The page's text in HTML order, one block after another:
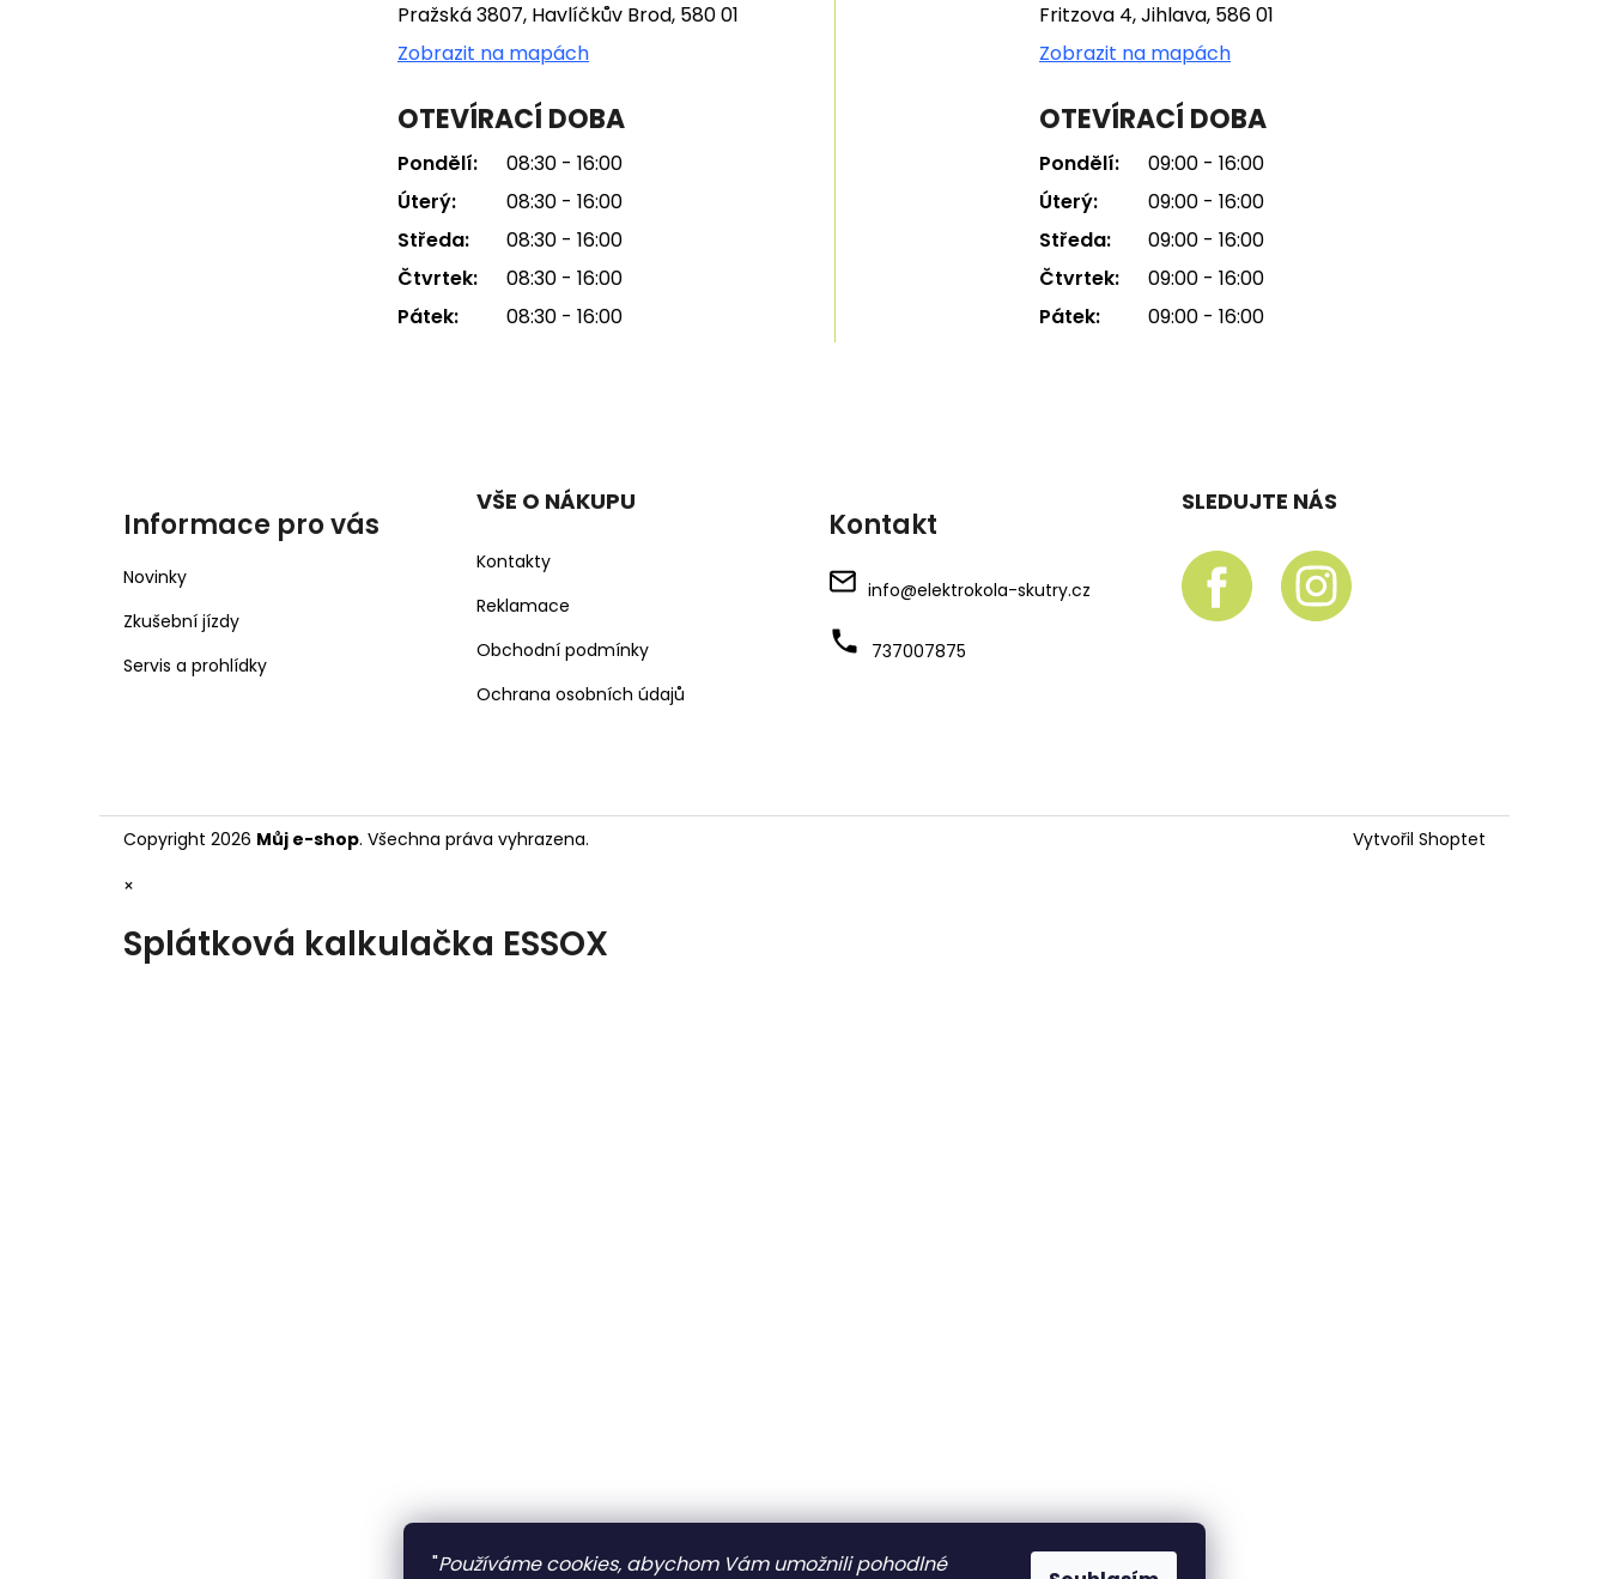
"Používáme cookies, abychom Vám umožnili pohodlné
Pražská 3807, Havlíčkův Brod, 580 01
Zobrazit na mapách
OTEVÍRACÍ DOBA
Pondělí:
08:30 - 16:00
Úterý:
08:30 - 16:00
Středa:
08:30 - 16:00
Čtvrtek:
08:30 - 16:00
Pátek:
08:30 - 16:00
Fritzova 4, Jihlava, 586 01
Zobrazit na mapách
OTEVÍRACÍ DOBA
Pondělí:
09:00 - 16:00
Úterý:
09:00 - 16:00
Středa:
09:00 - 16:00
Čtvrtek:
09:00 - 16:00
Pátek:
09:00 - 16:00
Informace pro vás
Novinky
Zkušební jízdy
Servis a prohlídky
VŠE O NÁKUPU
Kontakty
Reklamace
Obchodní podmínky
Ochrana osobních údajů
Kontakt
info@elektrokola-skutry.cz
737007875
SLEDUJTE NÁS
Vytvořil Shoptet
Copyright 2026 Můj e-shop. Všechna práva vyhrazena.
×
Splátková kalkulačka ESSOX